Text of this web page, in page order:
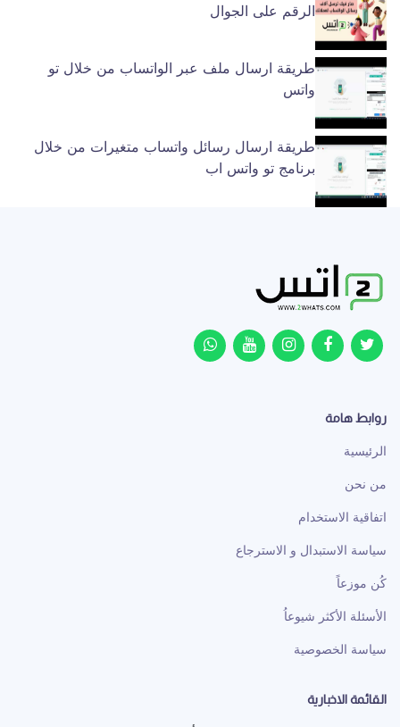
الرقم على الجوال
طريقة ارسال ملف عبر الواتساب من خلال تو
واتس
طريقة ارسال رسائل واتساب متغيرات من خلال
برنامج تو واتس اب
روابط هامة
الرئيسية
من نحن
اتفاقية الاستخدام
سياسة الاستبدال و الاسترجاع
كُن موزعاً
الأسئلة الأكثر شيوعاُ
سياسة الخصوصية
القائمة الاخبارية